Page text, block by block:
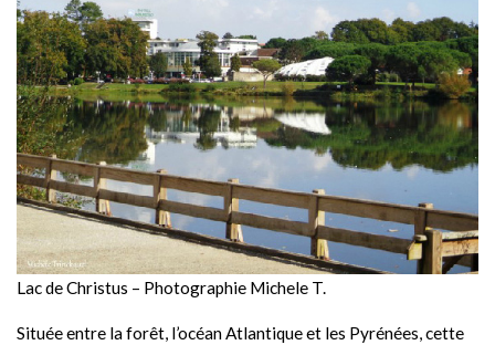
Lac de Christus – Photographie Michele T.
Située entre la forêt, l’océan Atlantique et les Pyrénées, cette